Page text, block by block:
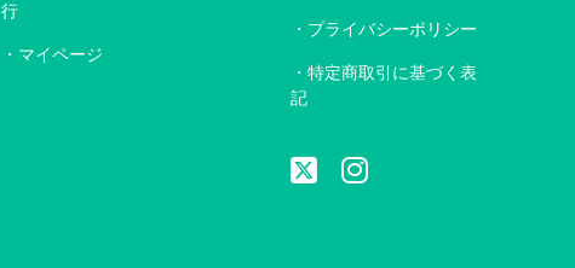
行
マイページ
プライバシーポリシー
特定商取引に基づく表
記